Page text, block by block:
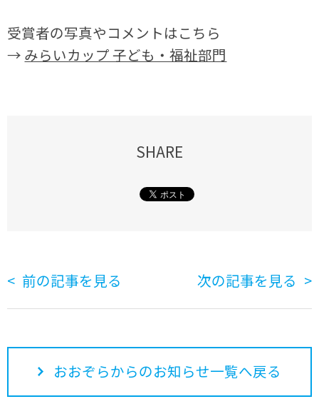
受賞者の写真やコメントはこちら
→ みらいカップ 子ども・福祉部門
SHARE
前の記事を見る 次の記事を見る
おおぞらからのお知らせ一覧へ戻る